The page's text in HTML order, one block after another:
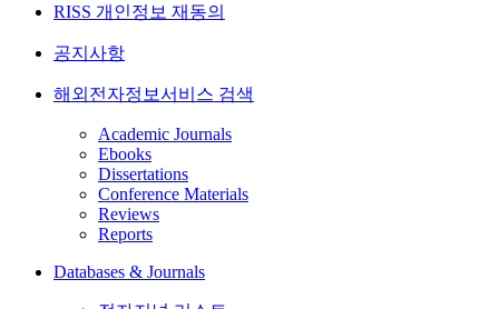
RISS 개인정보 재동의
공지사항
해외전자정보서비스 검색
Academic Journals
Ebooks
Dissertations
Conference Materials
Reviews
Reports
Databases & Journals